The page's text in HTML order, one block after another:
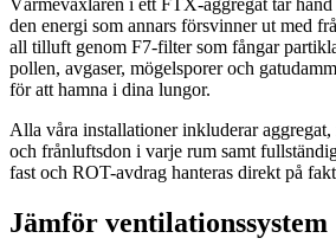
den energi som annars försvinner ut med
all tilluft genom F7-filter som fångar
pollen, avgaser, mögel­sporer och
för att hamna i dina lungor.
Alla våra installationer inkluderar
och frånluftsdon i varje rum samt
fast och ROT-avdrag hanteras direkt på
Jämför ventilationssystem